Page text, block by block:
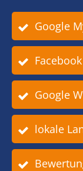
Google
Google
lokale